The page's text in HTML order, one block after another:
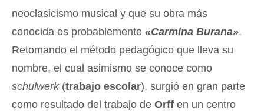
neoclasicismo musical y que su obra más
conocida es probablemente «Carmina Burana».
Retomando el método pedagógico que lleva su
nombre, el cual asimismo se conoce como
schulwerk(trabajo escolar), surgió en gran parte
como resultado del trabajo de Orff en un centro